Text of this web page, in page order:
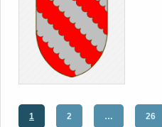
1 2 … 26